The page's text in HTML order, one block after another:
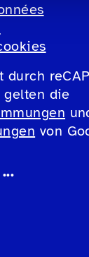
gelten die
von